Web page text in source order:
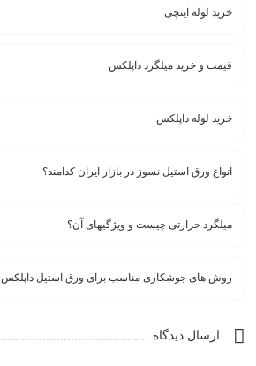
خرید لوله اینچی
قیمت و خرید میلگرد داپلکس
خرید لوله داپلکس
انواع ورق استیل نسوز در بازار ایران کدامند؟
میلگرد حرارتی چیست و ویژگیهای آن؟
روش های جوشکاری مناسب برای ورق استیل داپلکس
ارسال دیدگاه